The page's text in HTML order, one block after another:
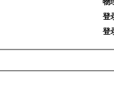
登
登